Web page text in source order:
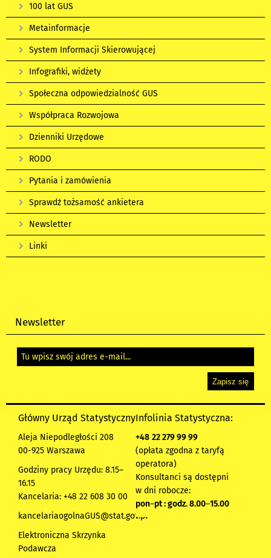
100 lat GUS
Metainformacje
System Informacji Skierowującej
Infografiki, widżety
Społeczna odpowiedzialność GUS
Współpraca Rozwojowa
Dzienniki Urzędowe
RODO
Pytania i zamówienia
Sprawdź tożsamość ankietera
Newsletter
Linki
Newsletter
Główny Urząd Statystyczny
Aleja Niepodległości 208
00-925 Warszawa
Godziny pracy Urzędu: 8.15–
16.15
Kancelaria: +48 22 608 30 00
kancelariaogolnaGUS@stat.gov.pl
Elektroniczna Skrzynka
Podawcza
Infolinia Statystyczna:
+48 22 279 99 99
(opłata zgodna z taryfą
operatora)
Konsultanci są dostępni
w dni robocze:
pon–pt : godz. 8.00–15.00